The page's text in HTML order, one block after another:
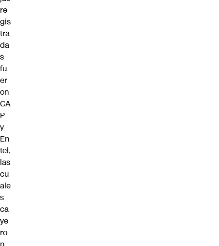
re
gis
tra
da
s
fu
er
on
CA
P
y
En
tel,
las
cu
ale
s
ca
ye
ro